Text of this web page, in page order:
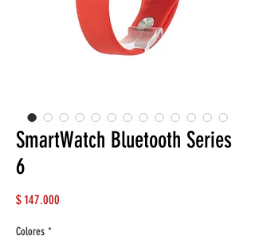
SmartWatch Bluetooth Series
6
$ 147.000
Colores *